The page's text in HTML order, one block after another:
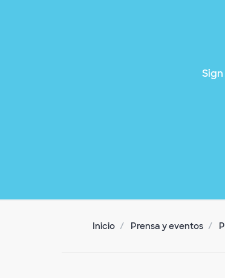
Inicio Prensa y eventos